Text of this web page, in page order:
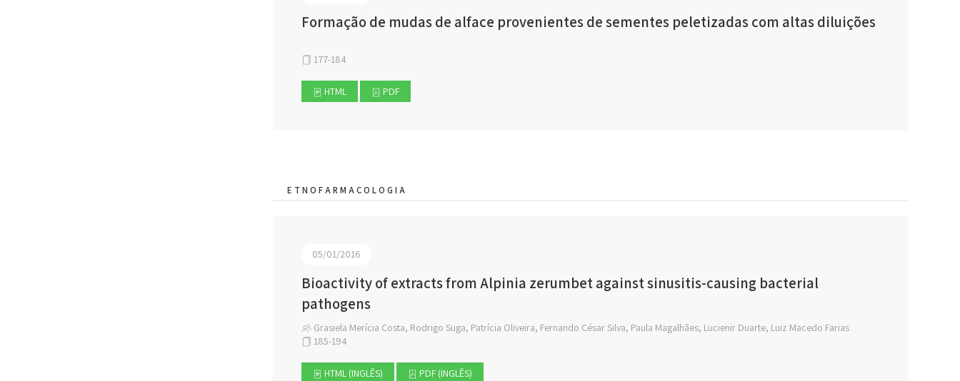
Formação de mudas de alface provenientes de sementes peletizadas com altas diluições
177-184
HTML PDF
ETNOFARMACOLOGIA
05/01/2016
Bioactivity of extracts from Alpinia zerumbet against sinusitis-causing bacterial
pathogens
Grasiela Merícia Costa, Rodrigo Suga, Patrícia Oliveira, Fernando César Silva, Paula Magalhães, Lucienir Duarte, Luiz Macedo Farias
185-194
HTML (INGLÊS) PDF (INGLÊS)